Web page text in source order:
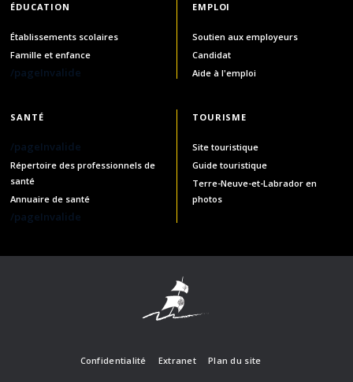
ÉDUCATION
Établissements scolaires
Famille et enfance
/pageInvalide
EMPLOI
Soutien aux employeurs
Candidat
Aide à l'emploi
SANTÉ
/pageInvalide
Répertoire des professionnels de
santé
Annuaire de santé
/pageInvalide
TOURISME
Site touristique
Guide touristique
Terre-Neuve-et-Labrador en
photos
Confidentialité Extranet Plan du site